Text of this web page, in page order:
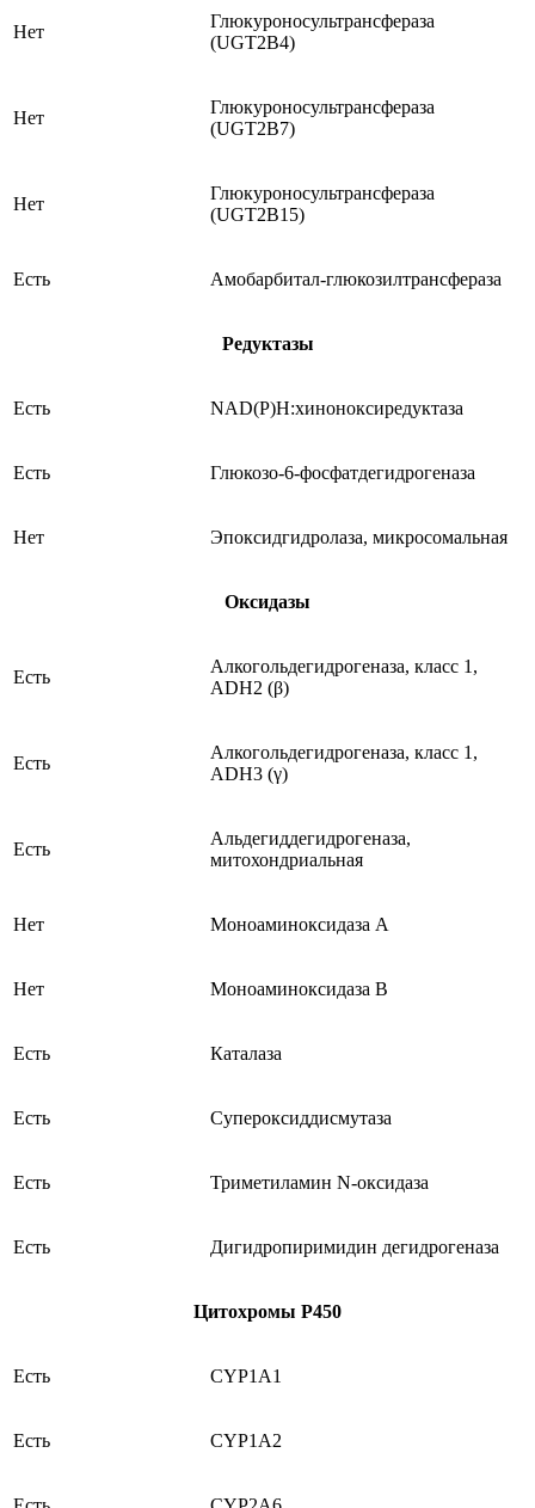
Нет
Глюкуроносультрансфераза
(UGT2B4)
Нет
Глюкуроносультрансфераза
(UGT2B7)
Нет
Глюкуроносультрансфераза
(UGT2B15)
Есть Амобарбитал-глюкозилтрансфераза
Редуктазы
Есть NAD(P)Н:хиноноксиредуктаза
Есть Глюкозо-6-фосфатдегидрогеназа
Нет Эпоксидгидролаза, микросомальная
Оксидазы
Есть
Алкогольдегидрогеназа, класс 1,
ADH2 (β)
Есть
Алкогольдегидрогеназа, класс 1,
ADH3 (γ)
Есть
Альдегиддегидрогеназа,
митохондриальная
Нет Моноаминоксидаза А
Нет Моноаминоксидаза В
Есть Каталаза
Есть Супероксиддисмутаза
Есть Триметиламин N-оксидаза
Есть Дигидропиримидин дегидрогеназа
Цитохромы Р450
Есть СYP1A1
Есть CYP1A2